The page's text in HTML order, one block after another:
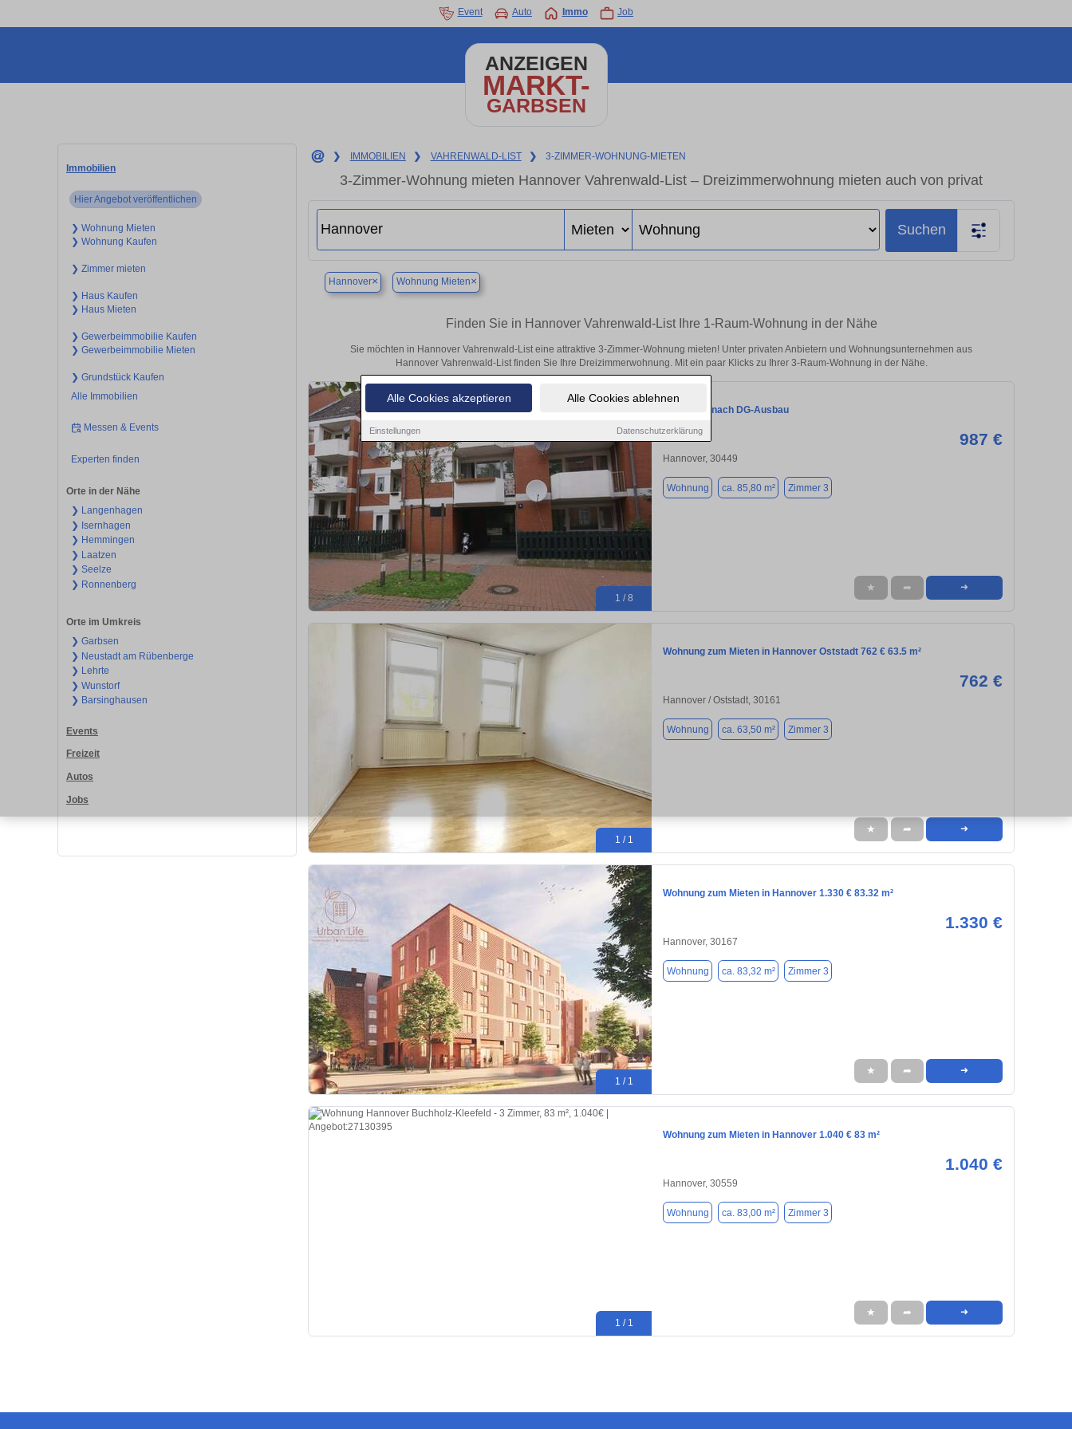
Alle Cookies akzeptieren Alle Cookies ablehnen
Einstellungen Datenschutzerklärung
Event Auto Immo Job
ANZEIGEN
MARKT-
GARBSEN
Immobilien
Hier Angebot veröffentlichen
❯ Wohnung Mieten
❯ Wohnung Kaufen
❯ Zimmer mieten
❯ Haus Kaufen
❯ Haus Mieten
❯ Gewerbeimmobilie Kaufen
❯ Gewerbeimmobilie Mieten
❯ Grundstück Kaufen
Alle Immobilien
Messen & Events
Experten finden
Orte in der Nähe
❯ Langenhagen
❯ Isernhagen
❯ Hemmingen
❯ Laatzen
❯ Seelze
❯ Ronnenberg
Orte im Umkreis
❯ Garbsen
❯ Neustadt am Rübenberge
❯ Lehrte
❯ Wunstorf
❯ Barsinghausen
Events
Freizeit
Autos
Jobs
❯ IMMOBILIEN ❯ VAHRENWALD-LIST ❯ 3-ZIMMER-WOHNUNG-MIETEN
3-Zimmer-Wohnung mieten Hannover Vahrenwald-List – Dreizimmerwohnung mieten auch von privat
Suchen
Hannover× Wohnung Mieten×
Finden Sie in Hannover Vahrenwald-List Ihre 1-Raum-Wohnung in der Nähe
Sie möchten in Hannover Vahrenwald-List eine attraktive 3-Zimmer-Wohnung mieten! Unter privaten Anbietern und Wohnungsunternehmen aus
Hannover Vahrenwald-List finden Sie Ihre Dreizimmerwohnung. Mit ein paar Klicks zu Ihrer 3-Raum-Wohnung in der Nähe.
1 / 8
Erstbezug nach DG-Ausbau
987 €
Hannover, 30449
Wohnung ca. 85,80 m² Zimmer 3
★ ➦ ➜
1 / 1
Wohnung zum Mieten in Hannover Oststadt 762 € 63.5 m²
762 €
Hannover / Oststadt, 30161
Wohnung ca. 63,50 m² Zimmer 3
★ ➦ ➜
1 / 1
Wohnung zum Mieten in Hannover 1.330 € 83.32 m²
1.330 €
Hannover, 30167
Wohnung ca. 83,32 m² Zimmer 3
★ ➦ ➜
1 / 1
Wohnung zum Mieten in Hannover 1.040 € 83 m²
1.040 €
Hannover, 30559
Wohnung ca. 83,00 m² Zimmer 3
★ ➦ ➜